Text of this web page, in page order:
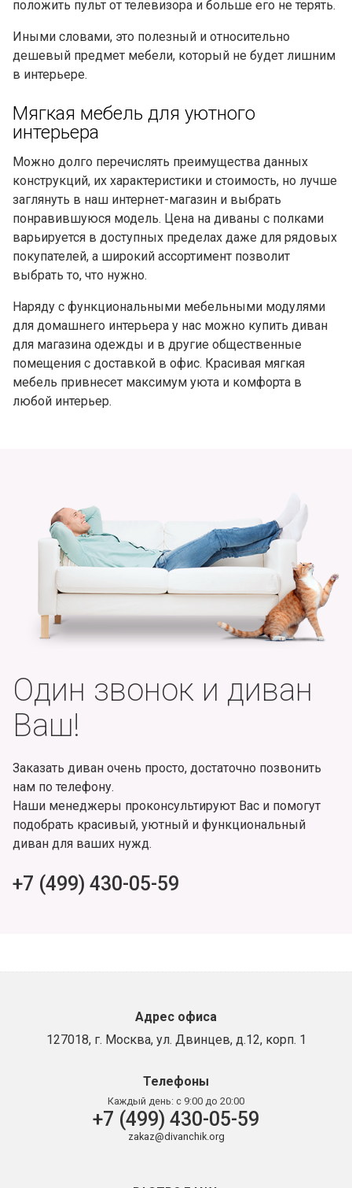
положить пульт от телевизора и больше его не терять.
Иными словами, это полезный и относительно
дешевый предмет мебели, который не будет лишним
в интерьере.
Мягкая мебель для уютного
интерьера
Можно долго перечислять преимущества данных
конструкций, их характеристики и стоимость, но лучше
заглянуть в наш интернет-магазин и выбрать
понравившуюся модель. Цена на диваны с полками
варьируется в доступных пределах даже для рядовых
покупателей, а широкий ассортимент позволит
выбрать то, что нужно.
Наряду с функциональными мебельными модулями
для домашнего интерьера у нас можно купить диван
для магазина одежды и в другие общественные
помещения с доставкой в офис. Красивая мягкая
мебель привнесет максимум уюта и комфорта в
любой интерьер.
Один звонок и диван
Ваш!
Заказать диван очень просто, достаточно позвонить
нам по телефону.
Наши менеджеры проконсультируют Вас и помогут
подобрать красивый, уютный и функциональный
диван для ваших нужд.
+7 (499) 430-05-59
Адрес офиса
127018, г. Москва, ул. Двинцев, д.12, корп. 1
Телефоны
Каждый день: с 9:00 до 20:00
+7 (499) 430-05-59
zakaz@divanchik.org